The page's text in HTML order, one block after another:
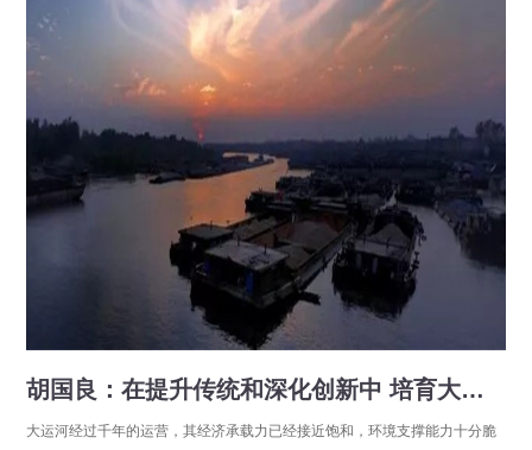
胡国良：在提升传统和深化创新中 培育大运河经济增长点
大运河经过千年的运营，其经济承载力已经接近饱和，环境支撑能力十分脆